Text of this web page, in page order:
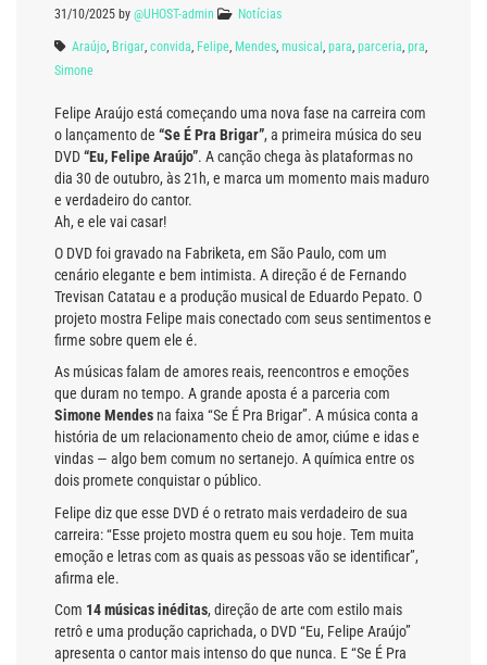
31/10/2025 by @UHOST-admin Notícias
Araújo Brigar convida Felipe Mendes musical para parceria pra
Simone
Felipe Araújo está começando uma nova fase na carreira com
o lançamento de “Se É Pra Brigar”, a primeira música do seu
DVD“Eu, Felipe Araújo”. A canção chega às plataformas no
dia 30 de outubro, às 21h, e marca um momento mais maduro
e verdadeiro do cantor.
Ah, e ele vai casar!
O DVD foi gravado na Fabriketa, em São Paulo, com um
cenário elegante e bem intimista. A direção é de Fernando
Trevisan Catatau e a produção musical de Eduardo Pepato. O
projeto mostra Felipe mais conectado com seus sentimentos e
firme sobre quem ele é.
As músicas falam de amores reais, reencontros e emoções
que duram no tempo. A grande aposta é a parceria com
Simone Mendes na faixa “Se É Pra Brigar”. A música conta a
história de um relacionamento cheio de amor, ciúme e idas e
vindas — algo bem comum no sertanejo. A química entre os
dois promete conquistar o público.
Felipe diz que esse DVD é o retrato mais verdadeiro de sua
carreira: “Esse projeto mostra quem eu sou hoje. Tem muita
emoção e letras com as quais as pessoas vão se identificar”,
afirma ele.
Com 14 músicas inéditas, direção de arte com estilo mais
retrô e uma produção caprichada, o DVD “Eu, Felipe Araújo”
apresenta o cantor mais intenso do que nunca. E “Se É Pra